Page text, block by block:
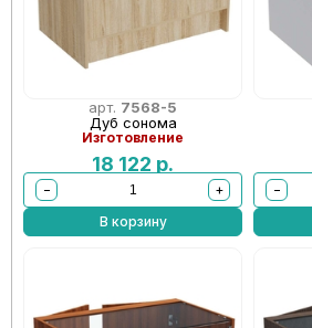
арт. 7568-5
Дуб сонома
Изготовление
18 122 р.
−
+
В корзину
−